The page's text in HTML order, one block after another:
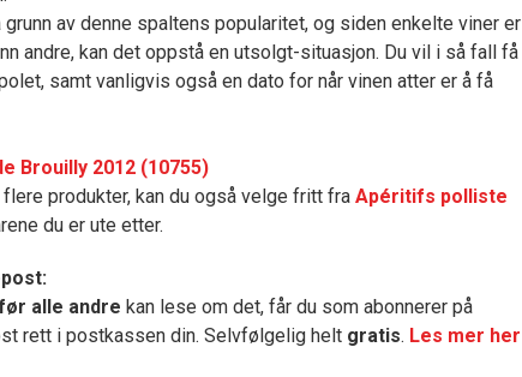
av denne spaltens popularitet, og siden enkelte viner er
andre, kan det oppstå en utsolgt-situasjon. Du vil i så fall få
samt vanligvis også en dato for når vinen atter er å få
Brouilly 2012 (10755)
produkter, kan du også velge fritt fra Apéritifs polliste
du er ute etter.
alle andre kan lese om det, får du som abonnerer på
rett i postkassen din. Selvfølgelig helt gratis. Les mer her